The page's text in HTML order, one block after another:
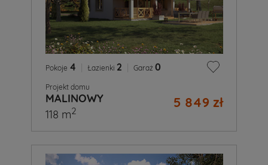
Pokoje 4 Łazienki 2 Garaż 0
Projekt domu
MALINOWY 5 849 zł
118 m2